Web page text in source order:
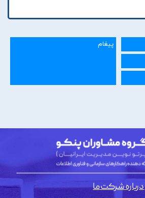
درباره شرکت ما